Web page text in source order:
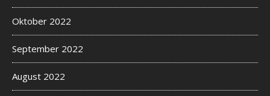
Oktober 2022
September 2022
August 2022